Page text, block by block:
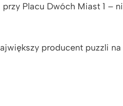
Placu Dwóch Miast 1 –
producent puzzli